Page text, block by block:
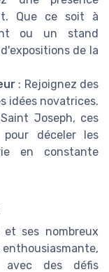
Que ce soit à
ou un stand
de la
: Rejoignez des
idées novatrices.
Joseph, ces
déceler les
en constante
ses nombreux
avec des défis